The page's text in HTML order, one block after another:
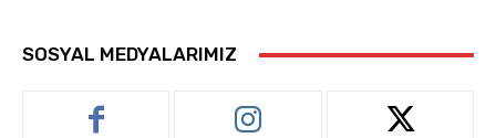
SOSYAL MEDYALARIMIZ